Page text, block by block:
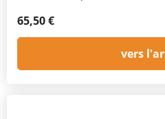
65,50 €
vers